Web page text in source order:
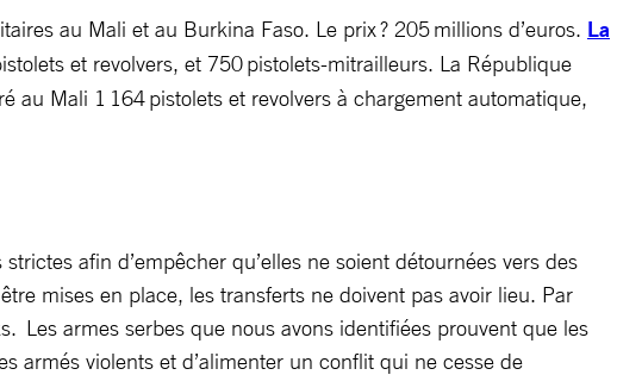
au Mali et au Burkina Faso. Le prix ? 205 millions d’euros. La
et revolvers, et 750 pistolets-mitrailleurs. La République
au Mali 1 164 pistolets et revolvers à chargement automatique,
afin d’empêcher qu’elles ne soient détournées vers des
mises en place, les transferts ne doivent pas avoir lieu. Par
Les armes serbes que nous avons identifiées prouvent que les
armés violents et d’alimenter un conflit qui ne cesse de